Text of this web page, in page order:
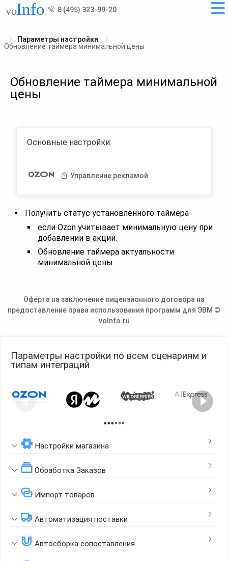
8 (495) 323-99-20
Параметры настройки
Обновление таймера минимальной цены
Обновление таймера минимальной
цены
Основные настройки:
Управление рекламой
Получить статус установленного таймера
если Ozon учитывает минимальную цену при
добавлении в акции.
Обновление таймера актуальности
минимальной цены
Оферта на заключение лицензионного договора на
предоставление права использования программ для ЭВМ ©
voInfo.ru
Параметры настройки по всем сценариям и
типам интеграций
Настройки магазина
Обработка Заказов
Импорт товаров
Автоматизация поставки
Автосборка сопоставления